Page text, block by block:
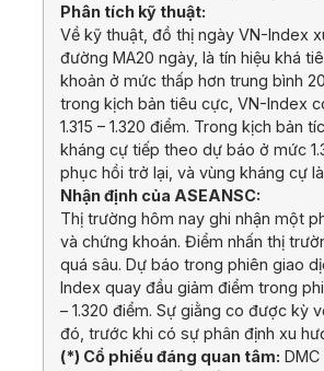
Phân tích kỹ thuật:
Về kỹ thuật, đồ thị ngày VN-Index
đường MA20 ngày, là tín hiệu khá
khoản ở mức thấp hơn trung bình
trong kịch bản tiêu cực, VN-Index
1.315 – 1.320 điểm. Trong kịch bản
kháng cự tiếp theo dự báo ở mức
phục hồi trở lại, và vùng kháng cự
Nhận định của ASEANSC:
Thị trường hôm nay ghi nhận một
và chứng khoán. Điểm nhấn thị
quá sâu. Dự báo trong phiên giao
Index quay đầu giảm điểm trong
– 1.320 điểm. Sự giằng co được kỳ
đó, trước khi có sự phân định xu
(*) Cổ phiếu đáng quan tâm: